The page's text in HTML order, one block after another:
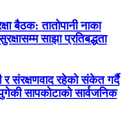
बैठक: तातोपानी नाका
साझा प्रतिबद्धता
र संरक्षणवाद रहेको संकेत गर्दै
सापकोटाको सार्वजनिक